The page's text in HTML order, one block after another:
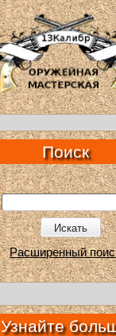
Поиск
Искать
Расширенный
Узнайте